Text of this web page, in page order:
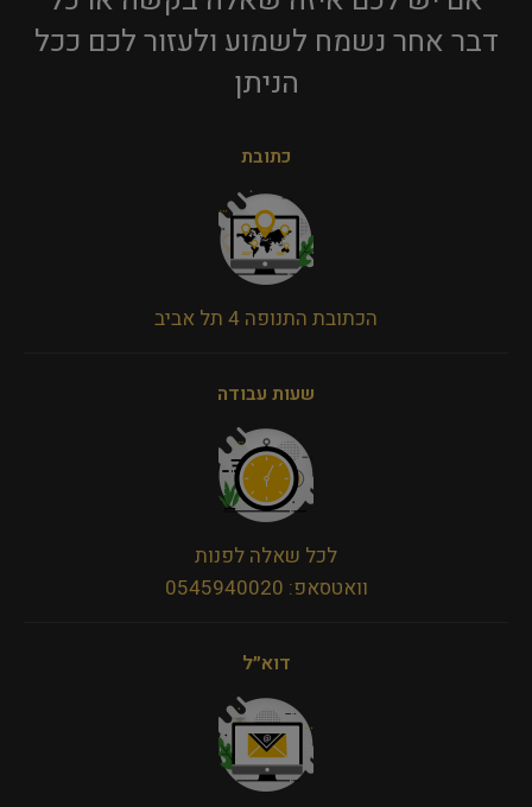
דבר אחר נשמח לשמוע ולעזור לכם ככל
הניתן​
כתובת
הכתובת התנופה 4 תל אביב
שעות עבודה
לכל שאלה לפנות
וואטסאפ: 0545940020
דוא״ל